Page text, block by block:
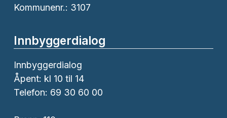
Kommunenr.: 3107
Innbyggerdialog
Innbyggerdialog
Åpent: kl 10 til 14
Telefon: 69 30 60 00